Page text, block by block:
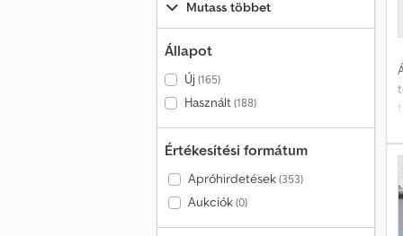
Mutass többet
Állapot
Új(165)
Használt(188)
Értékesítési formátum
Apróhirdetések(353)
Aukciók(0)